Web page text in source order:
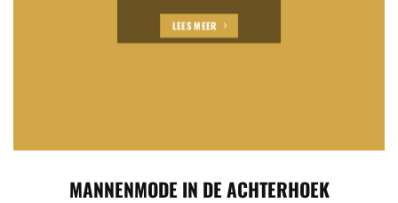
LEES MEER
MANNENMODE IN DE ACHTERHOEK